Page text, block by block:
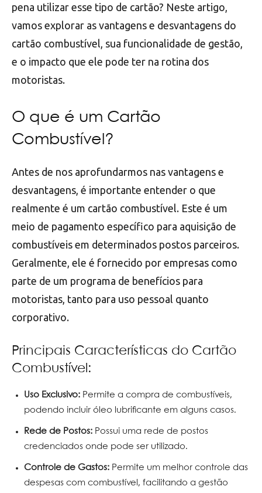
pena utilizar esse tipo de cartão? Neste artigo,
vamos explorar as vantagens e desvantagens do
cartão combustível, sua funcionalidade de gestão,
e o impacto que ele pode ter na rotina dos
motoristas.
O que é um Cartão
Combustível?
Antes de nos aprofundarmos nas vantagens e
desvantagens, é importante entender o que
realmente é um cartão combustível. Este é um
meio de pagamento específico para aquisição de
combustíveis em determinados postos parceiros.
Geralmente, ele é fornecido por empresas como
parte de um programa de benefícios para
motoristas, tanto para uso pessoal quanto
corporativo.
Principais Características do Cartão
Combustível:
Uso Exclusivo: Permite a compra de combustíveis,
podendo incluir óleo lubrificante em alguns casos.
Rede de Postos: Possui uma rede de postos
credenciados onde pode ser utilizado.
Controle de Gastos: Permite um melhor controle das
despesas com combustível, facilitando a gestão